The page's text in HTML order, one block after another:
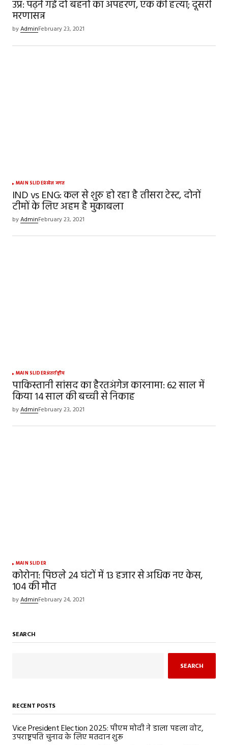
उप्र: पढ़ने गईं दो बहनों का अपहरण, एक की हत्या; दूसरी
मरणासन्न
byAdminFebruary 23, 2021
MAIN SLIDERखेल जगत
IND vs ENG: कल से शुरु हो रहा है तीसरा टेस्ट, दोनों
टीमों के लिए अहम है मुकाबला
byAdminFebruary 23, 2021
MAIN SLIDERअंतर्राष्ट्रीय
पाकिस्तानी सांसद का हैरतअंगेज कारनामा: 62 साल में
किया 14 साल की बच्ची से निकाह
byAdminFebruary 23, 2021
MAIN SLIDER
कोरोना: पिछले 24 घंटों में 13 हजार से अधिक नए केस,
104 की मौत
byAdminFebruary 24, 2021
SEARCH
SEARCH
RECENT POSTS
Vice President Election 2025: पीएम मोदी ने डाला पहला वोट,
उपराष्ट्रपति चुनाव के लिए मतदान शुरू